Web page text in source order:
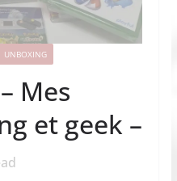
UNBOXING
Mes
et geek –